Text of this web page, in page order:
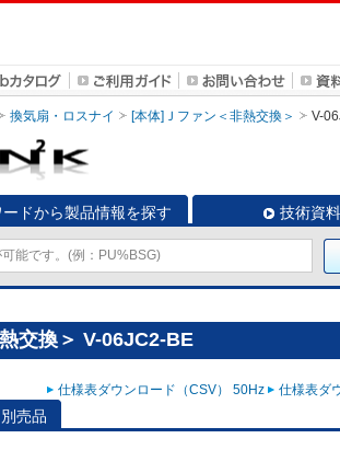
換気扇・ロスナイ [本体]Ｊファン＜非熱交換＞ V-
ードから製品情報を探す 技術資
交換＞ V-06JC2-BE
仕様表ダウンロード（CSV） 50Hz 仕様表ダ
別売品